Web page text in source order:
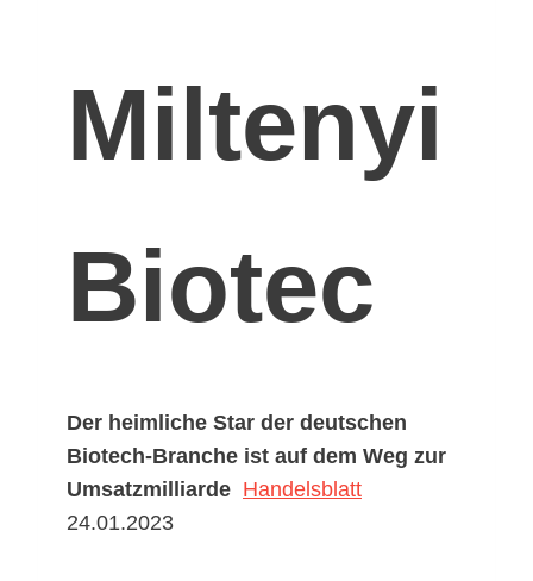
Miltenyi
Biotec
Der heimliche Star der deutschen
Biotech-Branche ist auf dem Weg zur
Umsatzmilliarde Handelsblatt
24.01.2023